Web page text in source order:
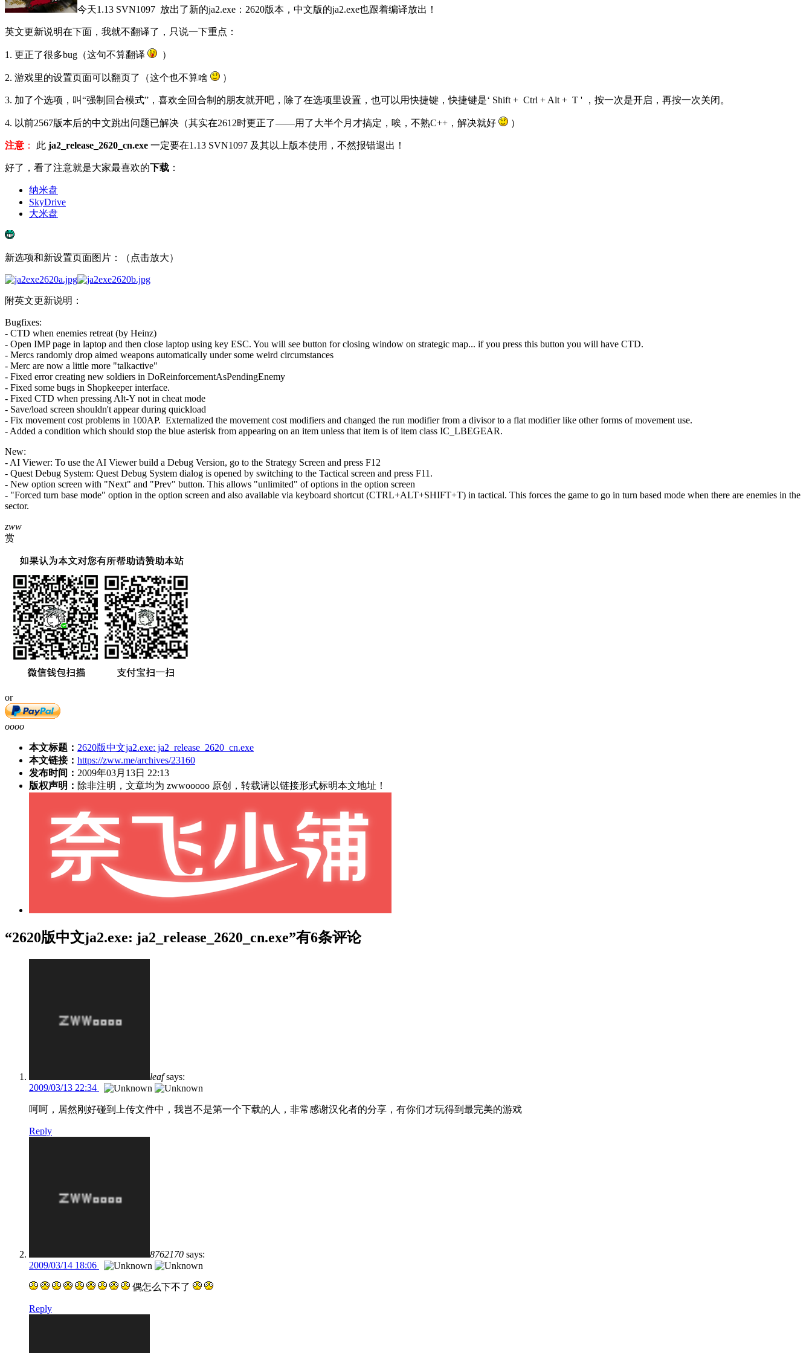
今天1.13 SVN1097 放出了新的ja2.exe：2620版本，中文版的ja2.exe也跟着编译放出！
英文更新说明在下面，我就不翻译了，只说一下重点：
1. 更正了很多bug（这句不算翻译 ）
2. 游戏里的设置页面可以翻页了（这个也不算啥 ）
3. 加了个选项，叫“强制回合模式”，喜欢全回合制的朋友就开吧，除了在选项里设置，也可以用快捷键，快捷键是‘ Shift + Ctrl + Alt + T ' ，按一次是开启，再按一次关闭。
4. 以前2567版本后的中文跳出问题已解决（其实在2612时更正了——用了大半个月才搞定，唉，不熟C++，解决就好 ）
注意 ： 此 ja2_release_2620_cn.exe 一定要在1.13 SVN1097 及其以上版本使用，不然报错退出！
好了，看了注意就是大家最喜欢的下载 ：
纳米盘
SkyDrive
大米盘
新选项和新设置页面图片：（点击放大）
附英文更新说明：
Bugfixes:
- CTD when enemies retreat (by Heinz)
- Open IMP page in laptop and then close laptop using key ESC. You will see button for closing window on strategic map... if you press this button you will have CTD.
- Mercs randomly drop aimed weapons automatically under some weird circumstances
- Merc are now a little more "talkactive"
- Fixed error creating new soldiers in DoReinforcementAsPendingEnemy
- Fixed some bugs in Shopkeeper interface.
- Fixed CTD when pressing Alt-Y not in cheat mode
- Save/load screen shouldn't appear during quickload
- Fix movement cost problems in 100AP. Externalized the movement cost modifiers and changed the run modifier from a divisor to a flat modifier like other forms of movement use.
- Added a condition which should stop the blue asterisk from appearing on an item unless that item is of item class IC_LBEGEAR.
New:
- AI Viewer: To use the AI Viewer build a Debug Version, go to the Strategy Screen and press F12
- Quest Debug System: Quest Debug System dialog is opened by switching to the Tactical screen and press F11.
- New option screen with "Next" and "Prev" button. This allows "unlimited" of options in the option screen
- "Forced turn base mode" option in the option screen and also available via keyboard shortcut (CTRL+ALT+SHIFT+T) in tactical. This forces the game to go in turn based mode when there are enemies in the
sector.
zww
赏
or
oooo
本文标题： 2620版中文ja2.exe: ja2_release_2620_cn.exe
本文链接： https://zww.me/archives/23160
发布时间： 2009年03月13日 22:13
版权声明： 除非注明，文章均为 zwwooooo 原创，转载请以链接形式标明本文地址！
“2620版中文ja2.exe: ja2_release_2620_cn.exe”有6条评论
leaf says:
2009/03/13 22:34
呵呵，居然刚好碰到上传文件中，我岂不是第一个下载的人，非常感谢汉化者的分享，有你们才玩得到最完美的游戏
Reply
8762170 says:
2009/03/14 18:06
偶怎么下不了
Reply